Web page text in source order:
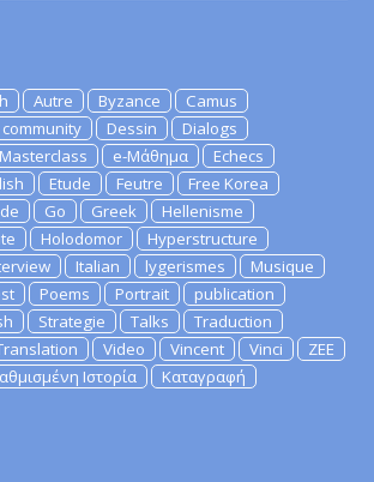
Autre Byzance
Camus
community Dessin
Dialogs
e-Μάθημα
Echecs
Etude Feutre
Free Korea
Go Greek
Hellenisme
Holodomor
Hyperstructure
Italian lygerismes
Musique
Poems Portrait
publication
Strategie Talks
Traduction
Video Vincent Vinci
ZEE
Ιστορία Καταγραφή